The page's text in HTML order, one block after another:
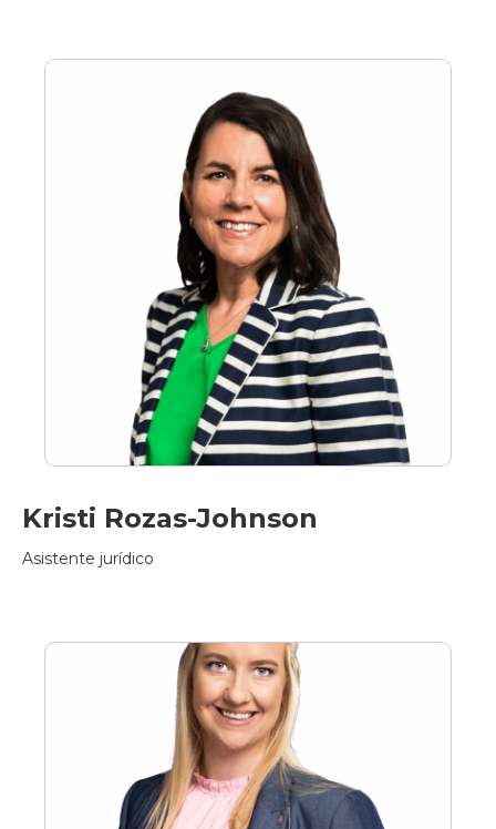
Kristi Rozas-Johnson
Asistente jurídico